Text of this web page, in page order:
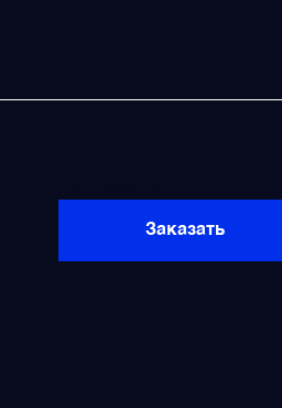
Заказать